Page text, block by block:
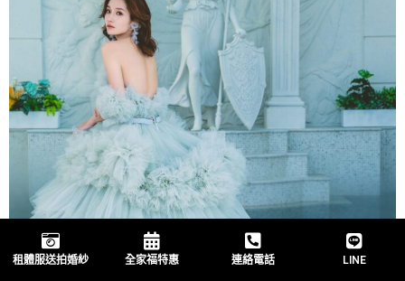
租體服送拍婚紗 全家福特惠 連絡電話 LINE